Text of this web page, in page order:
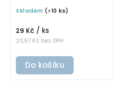
omyvatelná samolepka
Skladem (>10 ks)
23,97 Kč bez DPH
29 Kč / ks
Do košíku